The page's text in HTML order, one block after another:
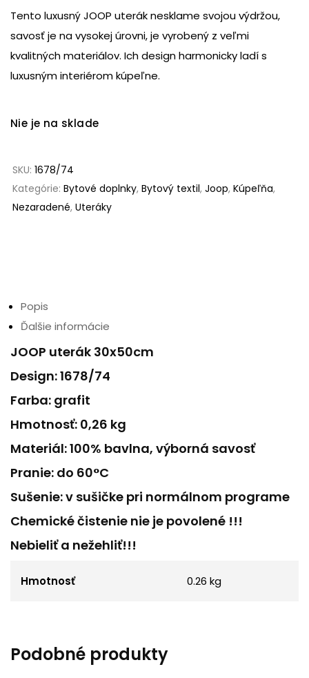
Tento luxusný JOOP uterák nesklame svojou výdržou,
savosť je na vysokej úrovni, je vyrobený z veľmi
kvalitných materiálov. Ich design harmonicky ladí s
luxusným interiérom kúpeľne.
Nie je na sklade
SKU: 1678/74
Kategórie: Bytové doplnky, Bytový textil, Joop, Kúpeľňa,
Nezaradené, Uteráky
Popis
Ďalšie informácie
JOOP uterák 30x50cm
Design: 1678/74
Farba: grafit
Hmotnosť: 0,26 kg
Materiál: 100% bavlna, výborná savosť
Pranie: do 60°C
Sušenie: v sušičke pri normálnom programe
Chemické čistenie nie je povolené !!!
Nebieliť a nežehliť!!!
Hmotnosť 0.26 kg
Podobné produkty